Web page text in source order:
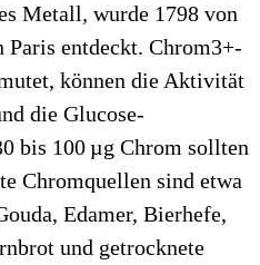
Metall, wurde 1798 von
entdeckt. Chrom3+-
können die Aktivität
die Glucose-
bis 100 µg Chrom sollten
Chromquellen sind etwa
Edamer, Bierhefe,
und getrocknete